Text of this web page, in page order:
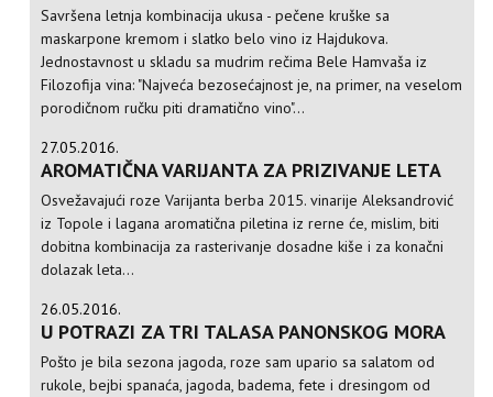
Savršena letnja kombinacija ukusa - pečene kruške sa
maskarpone kremom i slatko belo vino iz Hajdukova.
Jednostavnost u skladu sa mudrim rečima Bele Hamvaša iz
Filozofija vina: "Najveća bezosećajnost je, na primer, na veselom
porodičnom ručku piti dramatično vino"...
27.05.2016.
AROMATIČNA VARIJANTA ZA PRIZIVANJE LETA
Osvežavajući roze Varijanta berba 2015. vinarije Aleksandrović
iz Topole i lagana aromatična piletina iz rerne će, mislim, biti
dobitna kombinacija za rasterivanje dosadne kiše i za konačni
dolazak leta...
26.05.2016.
U POTRAZI ZA TRI TALASA PANONSKOG MORA
Pošto je bila sezona jagoda, roze sam upario sa salatom od
rukole, bejbi spanaća, jagoda, badema, fete i dresingom od